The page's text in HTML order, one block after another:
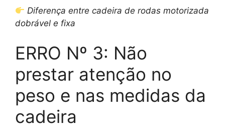
Diferença entre cadeira de rodas motorizada
dobrável e fixa
ERRO Nº 3: Não
prestar atenção no
peso e nas medidas da
cadeira